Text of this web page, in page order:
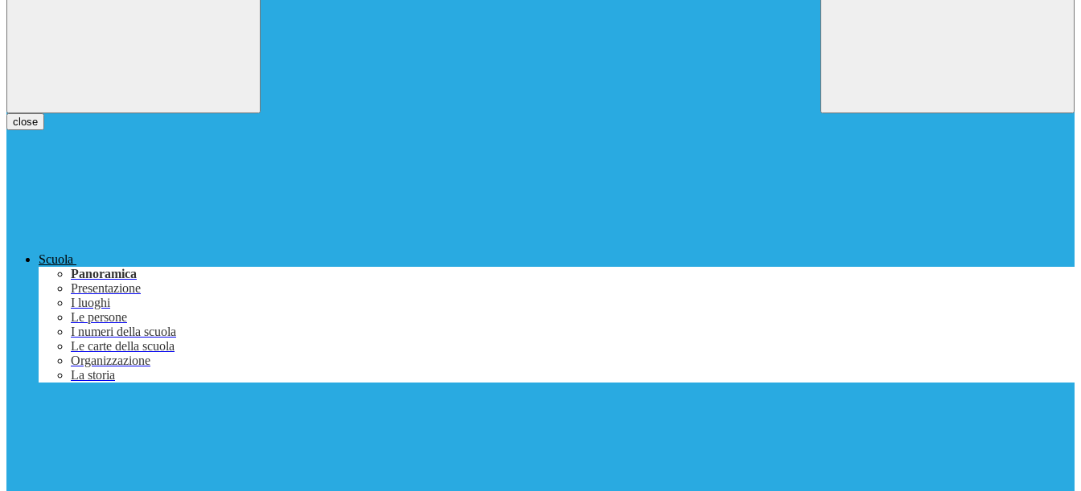
close
Scuola
Panoramica
Presentazione
I luoghi
Le persone
I numeri della scuola
Le carte della scuola
Organizzazione
La storia